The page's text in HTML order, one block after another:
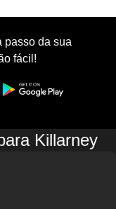
passo da sua
fácil!
Killarney